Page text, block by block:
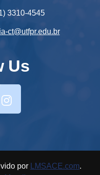
3310-4545
ct@utfpr.edu.br
Us
por LMSACE.com.